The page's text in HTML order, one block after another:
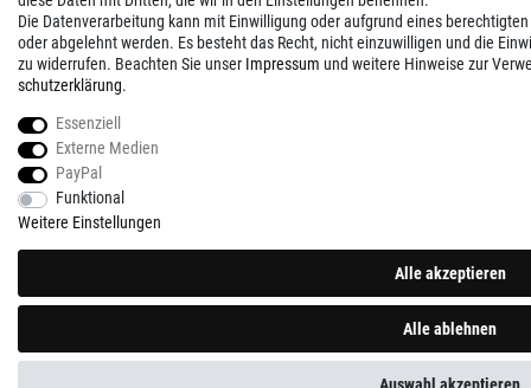
Die Datenverarbeitung kann mit Einwilligung oder aufgrund eines
oder abgelehnt werden. Es besteht das Recht, nicht einzuwilligen und die
zu widerrufen. Beachten Sie unser Impressum und weitere Hinweise zur
schutz­erklärung.
Essenziell
Externe Medien
PayPal
Funktional
Weitere Einstellungen
Alle akzeptieren
Alle ablehnen
Auswahl akzeptieren